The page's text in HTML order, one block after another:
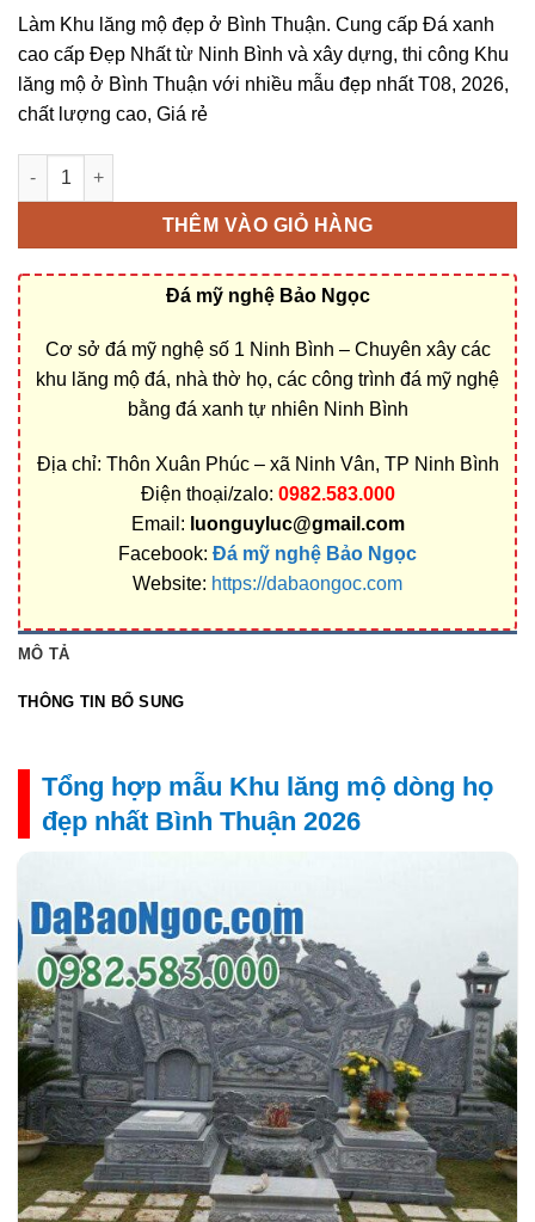
Làm Khu lăng mộ đẹp ở Bình Thuận. Cung cấp Đá xanh
cao cấp Đẹp Nhất từ Ninh Bình và xây dựng, thi công Khu
lăng mộ ở Bình Thuận với nhiều mẫu đẹp nhất T08, 2026,
chất lượng cao, Giá rẻ
Địa chỉ cơ sở xây khu lăng mộ gia tộc ở Bình Thuận bằng Đá
THÊM VÀO GIỎ HÀNG
Đá mỹ nghệ Bảo Ngọc
Cơ sở đá mỹ nghệ số 1 Ninh Bình – Chuyên xây các
khu lăng mộ đá, nhà thờ họ, các công trình đá mỹ nghệ
bằng đá xanh tự nhiên Ninh Bình
Địa chỉ: Thôn Xuân Phúc – xã Ninh Vân, TP Ninh Bình
Điện thoại/zalo: 0982.583.000
Email: luonguyluc@gmail.com
Facebook: Đá mỹ nghệ Bảo Ngọc
Website: https://dabaongoc.com
MÔ TẢ
THÔNG TIN BỔ SUNG
Tổng hợp mẫu Khu lăng mộ dòng họ
đẹp nhất Bình Thuận 2026